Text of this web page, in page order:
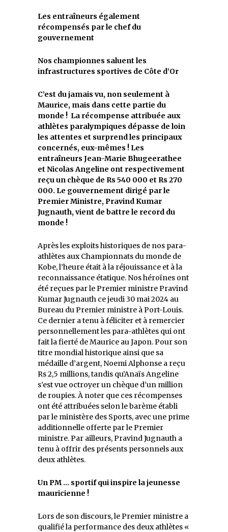
Les entraîneurs également
récompensés par le chef du
gouvernement
Nos championnes saluent les
infrastructures sportives de Côte d’Or
C’est du jamais vu, non seulement à
Maurice, mais dans cette partie du
monde ! La récompense attribuée aux
athlètes paralympiques dépasse de loin
les attentes et surprend les principaux
concernés, eux-mêmes ! Les
entraîneurs Jean-Marie Bhugeerathee
et Nicolas Angeline ont respectivement
reçu un chèque de Rs 540 000 et Rs 270
000. Le gouvernement dirigé par le
Premier Ministre, Pravind Kumar
Jugnauth, vient de battre le record du
monde !
Après les exploits historiques de nos para-
athlètes aux Championnats du monde de
Kobe, l’heure était à la réjouissance et à la
reconnaissance étatique. Nos héroïnes ont
été reçues par le Premier ministre Pravind
Kumar Jugnauth ce jeudi 30 mai 2024 au
Bureau du Premier ministre à Port-Louis.
Ce dernier a tenu à féliciter et à remercier
personnellement les para-athlètes qui ont
fait la fierté de Maurice au Japon. Pour son
titre mondial historique ainsi que sa
médaille d’argent, Noemi Alphonse a reçu
Rs 2,5 millions, tandis qu’Anaïs Angeline
s’est vue octroyer un chèque d’un million
de roupies. À noter que ces récompenses
ont été attribuées selon le barème établi
par le ministère des Sports, avec une prime
additionnelle offerte par le Premier
ministre. Par ailleurs, Pravind Jugnauth a
tenu à offrir des présents personnels aux
deux athlètes.
Un PM … sportif qui inspire la jeunesse
mauricienne !
Lors de son discours, le Premier ministre a
qualifié la performance des deux athlètes «